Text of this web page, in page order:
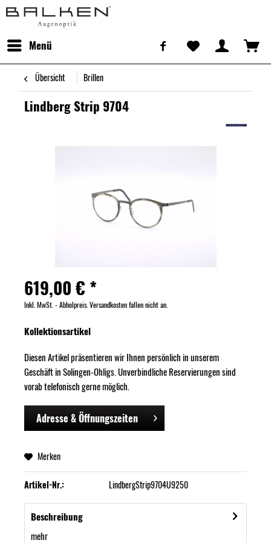
Menü
Übersicht Brillen
Lindberg Strip 9704
619,00 € *
Inkl. MwSt. - Abholpreis. Versandkosten fallen nicht an.
Kollektionsartikel
Diesen Artikel präsentieren wir Ihnen persönlich in unserem
Geschäft in Solingen-Ohligs. Unverbindliche Reservierungen sind
vorab telefonisch gerne möglich.
Adresse & Öffnungszeiten
Merken
Artikel-Nr.: LindbergStrip9704U9250
Beschreibung
mehr